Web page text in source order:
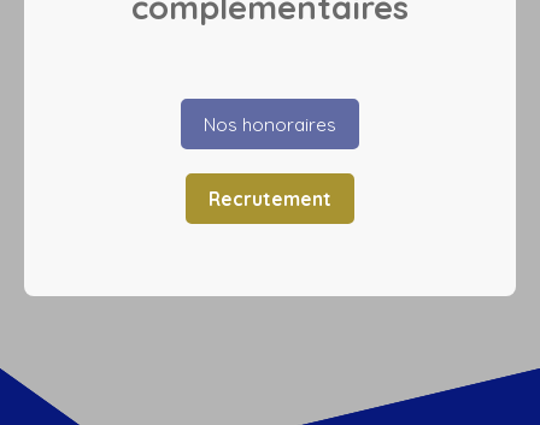
Nos honoraires
Recrutement